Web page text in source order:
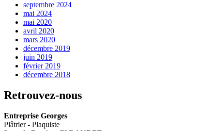
septembre 2024
mai 2024
mai 2020
avril 2020
mars 2020
décembre 2019
juin 2019
février 2019
décembre 2018
Retrouvez-nous
Entreprise Georges
Plâtrier - Plaquiste